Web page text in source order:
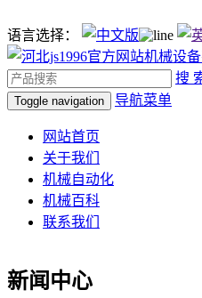
语言选择：
搜
Toggle navigation 导航菜单
网站首页
关于我们
机械自动化
机械百科
联系我们
新闻中心